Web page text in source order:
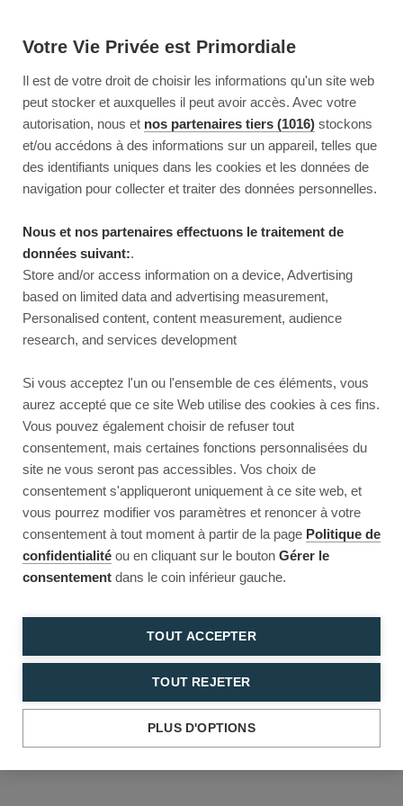
Votre Vie Privée est Primordiale
Il est de votre droit de choisir les informations qu'un site web
peut stocker et auxquelles il peut avoir accès. Avec votre
autorisation, nous et nos partenaires tiers (1016) stockons
et/ou accédons à des informations sur un appareil, telles que
des identifiants uniques dans les cookies et les données de
navigation pour collecter et traiter des données personnelles.
Nous et nos partenaires effectuons le traitement de
données suivant:.
Store and/or access information on a device, Advertising
based on limited data and advertising measurement,
Personalised content, content measurement, audience
research, and services development
Si vous acceptez l'un ou l'ensemble de ces éléments, vous
aurez accepté que ce site Web utilise des cookies à ces fins.
Vous pouvez également choisir de refuser tout
consentement, mais certaines fonctions personnalisées du
site ne vous seront pas accessibles. Vos choix de
consentement s'appliqueront uniquement à ce site web, et
vous pourrez modifier vos paramètres et renoncer à votre
consentement à tout moment à partir de la page Politique de
confidentialité ou en cliquant sur le bouton Gérer le
consentement dans le coin inférieur gauche.
TOUT ACCEPTER
TOUT REJETER
PLUS D'OPTIONS
This page couldn’t load
Reload to try again, or go back.
Reload Back